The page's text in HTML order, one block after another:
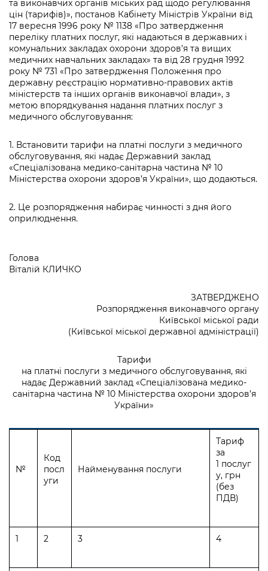
та виконавчих органів міських рад щодо регулювання
цін (тарифів)», постанов Кабінету Міністрів України від
17 вересня 1996 року № 1138 «Про затвердження
переліку платних послуг, які надаються в державних і
комунальних закладах охорони здоров’я та вищих
медичних навчальних закладах» та від 28 грудня 1992
року № 731 «Про затвердження Положення про
державну реєстрацію нормативно-правових актів
міністерств та інших органів виконавчої влади», з
метою впорядкування надання платних послуг з
медичного обслуговування:
1. Встановити тарифи на платні послуги з медичного
обслуговування, які надає Державний заклад
«Спеціалізована медико-санітарна частина № 10
Міністерства охорони здоров’я України», що додаються.
2. Це розпорядження набирає чинності з дня його
оприлюднення.
Голова
Віталій КЛИЧКО
ЗАТВЕРДЖЕНО
Розпорядження виконавчого органу
Київської міської ради
(Київської міської державної адміністрації)
Тарифи
на платні послуги з медичного обслуговування, які
надає Державний заклад «Спеціалізована медико-
санітарна частина № 10 Міністерства охорони здоров’я
України»
№
Код
посл
уги
Найменування послуги
Тариф
за
1 послуг
у, грн
(без
ПДВ)
1 2 3 4